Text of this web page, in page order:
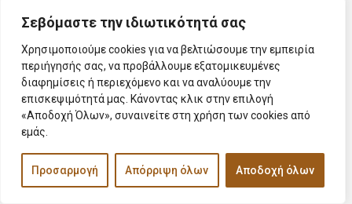
Σεβόμαστε την ιδιωτικότητά σας
Χρησιμοποιούμε cookies για να βελτιώσουμε την εμπειρία
περιήγησής σας, να προβάλλουμε εξατομικευμένες
διαφημίσεις ή περιεχόμενο και να αναλύουμε την
επισκεψιμότητά μας. Κάνοντας κλικ στην επιλογή
«Αποδοχή Όλων», συναινείτε στη χρήση των cookies από
εμάς.
Προσαρμογή Απόρριψη όλων Αποδοχή όλων